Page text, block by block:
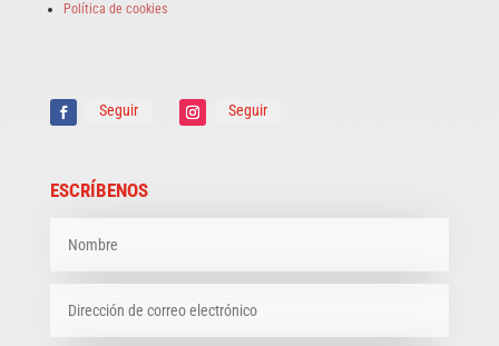
Política de cookies
Seguir Seguir
ESCRÍBENOS